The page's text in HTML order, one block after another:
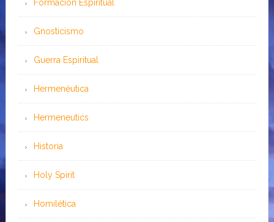
Formación Espiritual
Gnosticismo
Guerra Espiritual
Hermenéutica
Hermeneutics
Historia
Holy Spirit
Homilética